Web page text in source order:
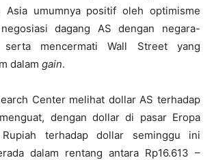
Asia umumnya positif oleh optimisme
dagang AS dengan negara-
serta mencermati Wall Street yang
dalam gain.
Center melihat dollar AS terhadap
dengan dollar di pasar Eropa
terhadap dollar seminggu ini
dalam rentang antara Rp16.613 –